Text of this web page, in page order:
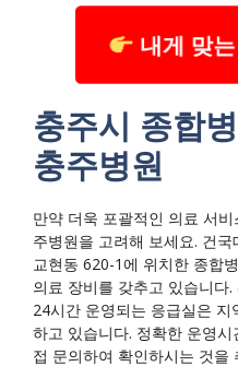
내게 맞
충주시 종합
충주병원
만약 더욱 포괄적인 의료 서
주병원을 고려해 보세요. 건
교현동 620-1에 위치한 종합
의료 장비를 갖추고 있습니다
24시간 운영되는 응급실은
하고 있습니다. 정확한 운영
접 문의하여 확인하시는 것을